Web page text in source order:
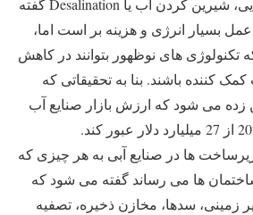
به این فرایند نمک زدایی، شیرین کردن آب یا Desalination گفته
بسیار انرژی و هزینه بر است اما،
تکنولوژی های نوظهور بتوانند در کاهش
کننده باشند. بنا به تحقیقاتی که
می شود که ارزش بازار صنایع آب
ها در صنایع آبی به هر چیزی که
ساختمان ها می رساند گفته می شود که
زمینی، سدها، مخازن ذخیره، تصفیه